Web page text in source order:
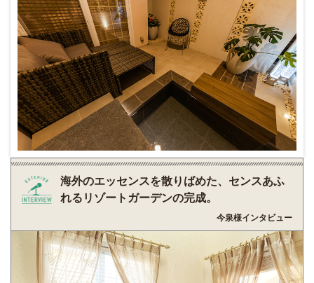
海外のエッセンスを散りばめた、センスあふ
れるリゾートガーデンの完成。
今泉様インタビュー